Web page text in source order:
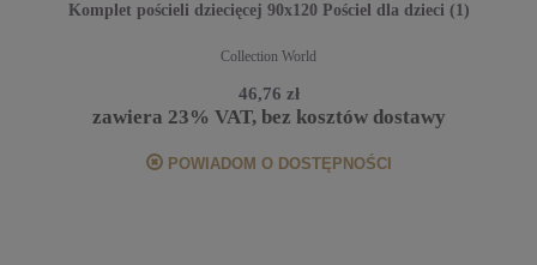
Komplet pościeli dziecięcej 90x120 Pościel dla dzieci (1)
Collection World
46,76 zł
zawiera 23% VAT, bez kosztów dostawy
POWIADOM O DOSTĘPNOŚCI